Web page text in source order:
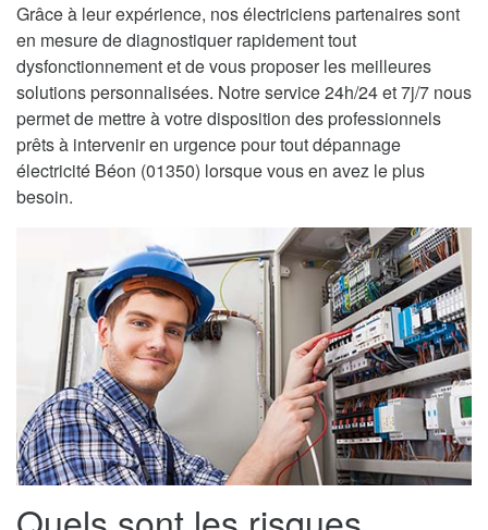
Grâce à leur expérience, nos électriciens partenaires sont
en mesure de diagnostiquer rapidement tout
dysfonctionnement et de vous proposer les meilleures
solutions personnalisées. Notre service 24h/24 et 7j/7 nous
permet de mettre à votre disposition des professionnels
prêts à intervenir en urgence pour tout dépannage
électricité Béon (01350) lorsque vous en avez le plus
besoin.